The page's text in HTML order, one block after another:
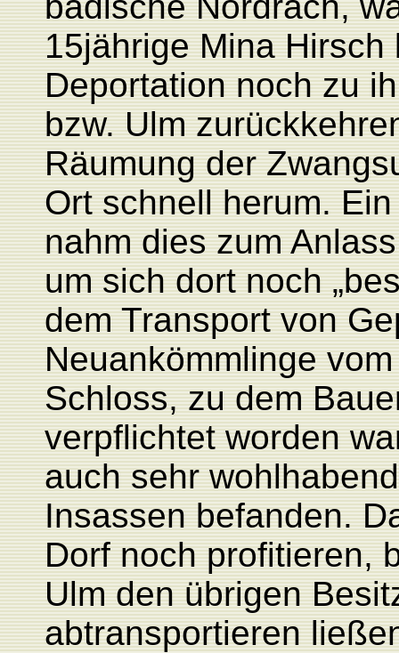
15jährige Mina
Deportation noch zu
bzw. Ulm
Räumung der
Ort schnell herum.
nahm dies zum
um sich dort noch
dem Transport von
Neuankömmlinge
Schloss, zu dem
verpflichtet worden
auch sehr
Insassen befanden.
Dorf noch profitieren,
Ulm den übrigen
abtransportieren